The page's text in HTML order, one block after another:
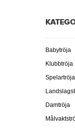
Babytröja
Klubbtröja
Spelartröja
Damtröja